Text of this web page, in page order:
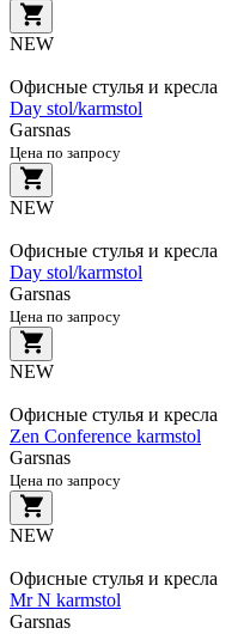
NEW
Офисные стулья и кресла
Day stol/karmstol
Garsnas
Цена по запросу
NEW
Офисные стулья и кресла
Day stol/karmstol
Garsnas
Цена по запросу
NEW
Офисные стулья и кресла
Zen Conference karmstol
Garsnas
Цена по запросу
NEW
Офисные стулья и кресла
Mr N karmstol
Garsnas